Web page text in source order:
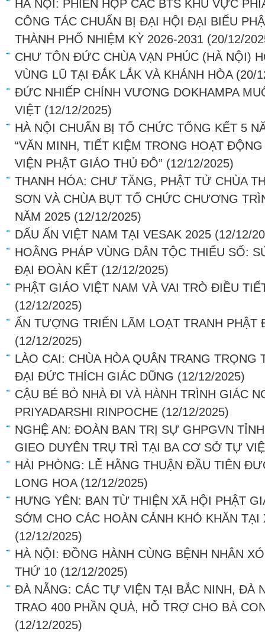
HÀ NỘI: PHIÊN HỌP CÁC BTS KHU VỰC
CÔNG TÁC CHUẨN BỊ ĐẠI HỘI ĐẠI BIỂU
THÀNH PHỐ NHIỆM KỲ 2026-2031 (20/12/
CHƯ TÔN ĐỨC CHÙA VẠN PHÚC (HÀ NỘI)
VÙNG LŨ TẠI ĐẮK LẮK VÀ KHÁNH HÒA (20/
ĐỨC NHIẾP CHÍNH VƯƠNG DOKHAMPA
VIỆT (12/12/2025)
HÀ NỘI CHUẨN BỊ TỔ CHỨC TỔNG KẾT 5
“VĂN MINH, TIẾT KIỆM TRONG HOẠT
VIỆN PHẬT GIÁO THỦ ĐÔ” (12/12/2025)
THANH HÓA: CHƯ TĂNG, PHẬT TỬ CHÙA
SƠN VÀ CHÙA BỤT TỔ CHỨC CHƯƠNG
NĂM 2025 (12/12/2025)
DẤU ẤN VIỆT NAM TẠI VESAK 2025 (12/12/
HOẰNG PHÁP VÙNG DÂN TỘC THIỂU SỐ:
ĐẠI ĐOÀN KẾT (12/12/2025)
PHẬT GIÁO VIỆT NAM VÀ VAI TRÒ ĐIỀU
(12/12/2025)
ẤN TƯỢNG TRIỂN LÃM LOẠT TRANH PHẬT
(12/12/2025)
LÀO CAI: CHÙA HÒA QUÂN TRANG TRỌNG
ĐẠI ĐỨC THÍCH GIÁC DŨNG (12/12/2025)
CẬU BÉ BỎ NHÀ ĐI VÀ HÀNH TRÌNH GIÁC
PRIYADARSHI RINPOCHE (12/12/2025)
NGHỆ AN: ĐOÀN BAN TRỊ SỰ GHPGVN
GIEO DUYÊN TRỤ TRÌ TẠI BA CƠ SỞ TỰ
HẢI PHÒNG: LỄ HẰNG THUẬN ĐẦU TIÊN
LONG HOA (12/12/2025)
HƯNG YÊN: BAN TỪ THIỆN XÃ HỘI PHẬT
SỚM CHO CÁC HOÀN CẢNH KHÓ KHĂN
(12/12/2025)
HÀ NỘI: ĐỒNG HÀNH CÙNG BỆNH NHÂN
THỨ 10 (12/12/2025)
ĐÀ NẴNG: CÁC TỰ VIỆN TẠI BẮC NINH, ĐÀ
TRAO 400 PHẦN QUÀ, HỖ TRỢ CHO BÀ
(12/12/2025)